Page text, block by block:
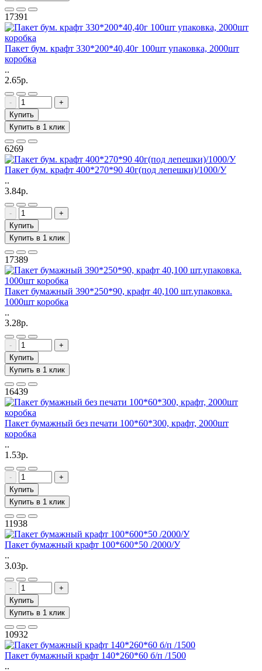
17391
Пакет бум. крафт 330*200*40,40г 100шт упаковка, 2000шт
коробка
..
2.65р.
-
+
Купить
Купить в 1 клик
6269
Пакет бум. крафт 400*270*90 40г(под лепешки)/1000/У
..
3.84р.
-
+
Купить
Купить в 1 клик
17389
Пакет бумажный 390*250*90, крафт 40,100 шт.упаковка.
1000шт коробка
..
3.28р.
-
+
Купить
Купить в 1 клик
16439
Пакет бумажный без печати 100*60*300, крафт, 2000шт
коробка
..
1.53р.
-
+
Купить
Купить в 1 клик
11938
Пакет бумажный крафт 100*600*50 /2000/У
..
3.03р.
-
+
Купить
Купить в 1 клик
10932
Пакет бумажный крафт 140*260*60 б/п /1500
..